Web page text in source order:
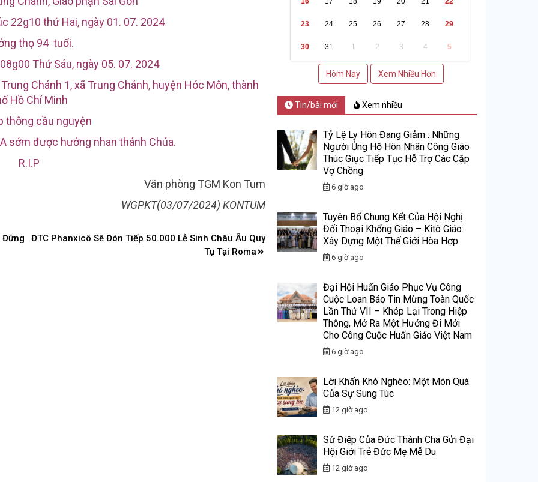
22g10 thứ Hai, ngày 01. 07. 2024
thọ 94 tuổi.
Thứ Sáu, ngày 05. 07. 2024
Chánh 1, xã Trung Chánh, huyện Hóc Môn, thành
Hồ Chí Minh
thông cầu nguyện
sớm được hưởng nhan thánh Chúa.
R.I.P
Văn phòng TGM Kon Tum
WGPKT(03/07/2024) KONTUM
Đứng
ĐTC Phanxicô Sẽ Đón Tiếp 50.000 Lễ Sinh Châu Âu Quy
Tụ Tại Roma
23 24 25 26 27 28 29
30 31 1 2 3 4 5
Hôm Nay Xem Nhiều Hơn
Tin/bài mới Xem nhiều
Tỷ Lệ Ly Hôn Đang Giảm : Những
Người Ủng Hộ Hôn Nhân Công Giáo
Thúc Giục Tiếp Tục Hỗ Trợ Các Cặp
Vợ Chồng
6 giờ ago
Tuyên Bố Chung Kết Của Hội Nghị
Đối Thoại Khổng Giáo – Kitô Giáo:
Xây Dựng Một Thế Giới Hòa Hợp
6 giờ ago
Đại Hội Huấn Giáo Phục Vụ Công
Cuộc Loan Báo Tin Mừng Toàn Quốc
Lần Thứ VII – Khép Lại Trong Hiệp
Thông, Mở Ra Một Hướng Đi Mới
Cho Công Cuộc Huấn Giáo Việt Nam
6 giờ ago
Lời Khấn Khó Nghèo: Một Món Quà
Của Sự Sung Túc
12 giờ ago
Sứ Điệp Của Đức Thánh Cha Gửi Đại
Hội Giới Trẻ Đức Mẹ Mễ Du
12 giờ ago